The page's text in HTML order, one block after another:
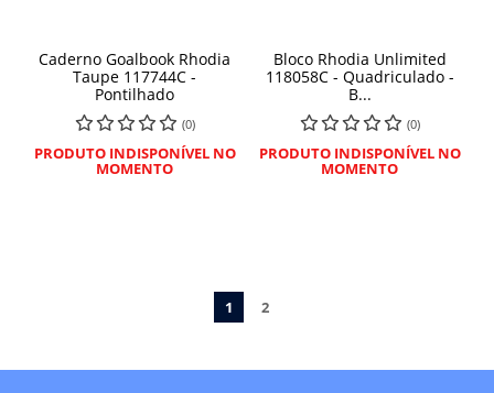
Caderno Goalbook Rhodia
Taupe 117744C -
Pontilhado
(0)
PRODUTO INDISPONÍVEL NO
MOMENTO
Bloco Rhodia Unlimited
118058C - Quadriculado -
B...
(0)
PRODUTO INDISPONÍVEL NO
MOMENTO
1 2